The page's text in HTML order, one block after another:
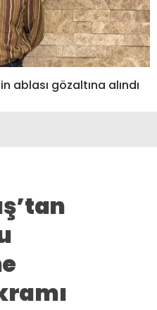
ablası gözaltına alındı